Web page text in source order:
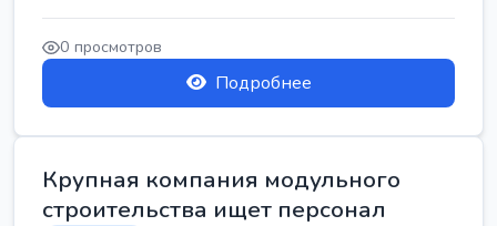
0 просмотров
Подробнее
Крупная компания модульного
строительства ищет персонал